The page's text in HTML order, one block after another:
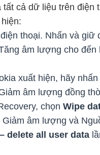
tất cả dữ liệu trên điện
thoại. Nhấn và giữ
âm lượng cho đến
xuất hiện, hãy
âm lượng đồng
chọn Wipe
Giảm âm lượng và
delete all user data